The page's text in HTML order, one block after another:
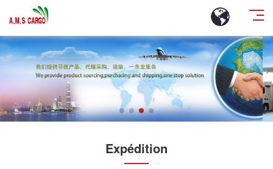
Expédition